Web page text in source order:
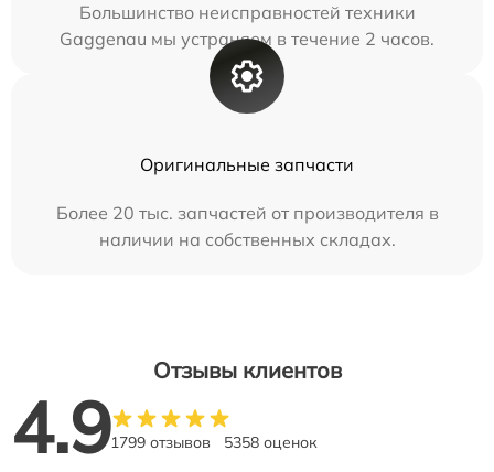
Большинство неисправностей техники
Gaggenau мы устраняем в течение 2 часов.
Оригинальные запчасти
Более 20 тыс. запчастей от производителя в
наличии на собственных складах.
Отзывы клиентов
4.91799 отзывов 5358 оценок